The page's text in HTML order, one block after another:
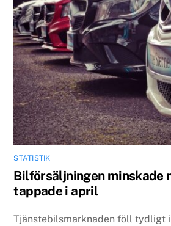
STATISTIK
Bilförsäljningen minskade
tappade i april
Tjänstebilsmarknaden föll tydligt